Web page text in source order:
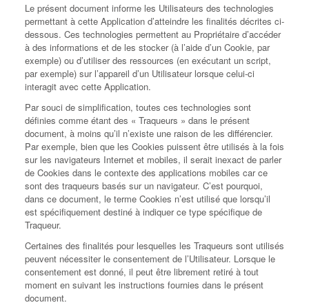
Le présent document informe les Utilisateurs des technologies
permettant à cette Application d’atteindre les finalités décrites ci-
dessous. Ces technologies permettent au Propriétaire d’accéder
à des informations et de les stocker (à l’aide d’un Cookie, par
exemple) ou d’utiliser des ressources (en exécutant un script,
par exemple) sur l’appareil d’un Utilisateur lorsque celui-ci
interagit avec cette Application.
Par souci de simplification, toutes ces technologies sont
définies comme étant des « Traqueurs » dans le présent
document, à moins qu’il n’existe une raison de les différencier.
Par exemple, bien que les Cookies puissent être utilisés à la fois
sur les navigateurs Internet et mobiles, il serait inexact de parler
de Cookies dans le contexte des applications mobiles car ce
sont des traqueurs basés sur un navigateur. C’est pourquoi,
dans ce document, le terme Cookies n’est utilisé que lorsqu’il
est spécifiquement destiné à indiquer ce type spécifique de
Traqueur.
Certaines des finalités pour lesquelles les Traqueurs sont utilisés
peuvent nécessiter le consentement de l’Utilisateur. Lorsque le
consentement est donné, il peut être librement retiré à tout
moment en suivant les instructions fournies dans le présent
document.